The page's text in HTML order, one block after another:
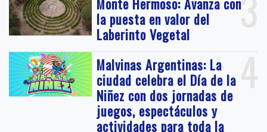
la puesta en valor del
Laberinto Vegetal
4
Malvinas Argentinas: La
ciudad celebra el Día de la
Niñez con dos jornadas de
juegos, espectáculos y
actividades para toda la